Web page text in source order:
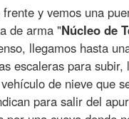
y vemos una
de arma "Núcleo de
llegamos hasta
escaleras para
de nieve que
para salir del